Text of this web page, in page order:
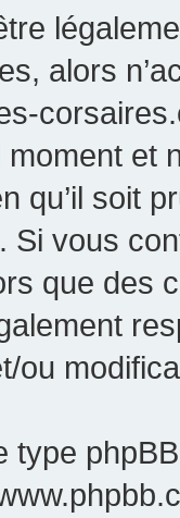
alors
moment
qu’il soit
vous
que des
ou
phpBB